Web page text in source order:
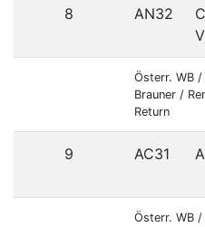
8 AN32
Österr. WB
Brauner /
Return
9 AC31
Österr. WB